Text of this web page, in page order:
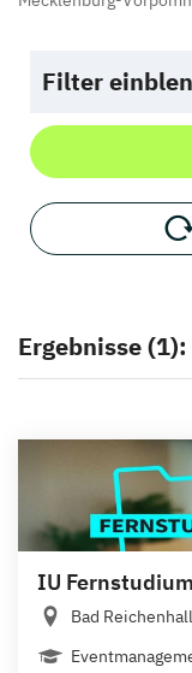
Filter
Ergebnisse (1):
IU Fernstudium
Bad